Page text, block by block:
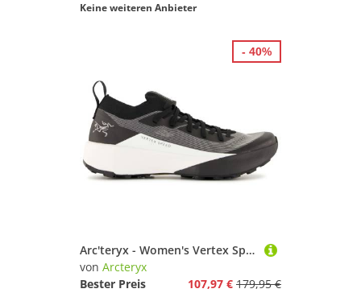
Keine weiteren Anbieter
Arc'teryx - Women's Vertex Speed Low - Trailrunningschuhe Gr 38 2/3 grau
von Arcteryx
Bester Preis
107,97 € 179,95 €
- 40%